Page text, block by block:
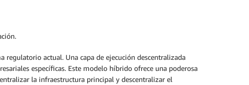
actual. Una capa de ejecución descentralizada
específicas. Este modelo híbrido ofrece una poderosa
la infraestructura principal y descentralizar el